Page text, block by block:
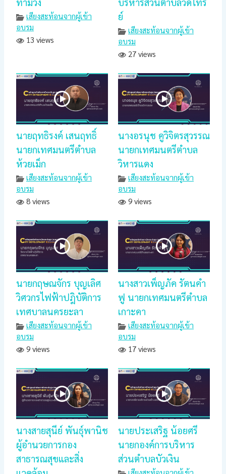
เสียงสะท้อนจากผู้เข้า
อบรม
13 views
ย์
เสียงสะท้อนจากผู้เข้า
อบรม
27 views
นายฤทธิรงค์ เสนฤทธิ์
นายกเทศมนตรีตำบล
ห้วยเม็ก
เสียงสะท้อนจากผู้เข้า
อบรม
8 views
นางอรนุช คูวิจิตรสุวรรณ
นายกเทศมนตรีตำบล
วิหารแดง
เสียงสะท้อนจากผู้เข้า
อบรม
9 views
นายกฤษณจักร บุญเลิศ
วิศวกรไฟฟ้าปฎิบัติการ
เทศบาลนครยะลา
เสียงสะท้อนจากผู้เข้า
อบรม
9 views
นางสาวเพ็ญภัค รัตนคำ
ฟู นายกเทศมนตรีตำบล
เกาะคา
เสียงสะท้อนจากผู้เข้า
อบรม
17 views
นางสายสุนีย์ พันธุ์พานิช
ผู้อำนวยการกอง
สาธารณสุขและสิ่ง
นายประเสริฐ น้อยศรี
นายกองค์การบริหาร
ส่วนตำบลบัวเงิน